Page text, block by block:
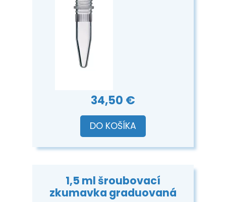
34,50 €
DO KOŠÍKA
1,5 ml šroubovací
zkumavka graduovaná